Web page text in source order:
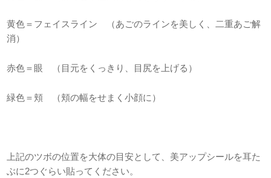
黄色＝フェイスライン （あごのラインを美しく、二重あご解
消）
赤色＝眼 （目元をくっきり、目尻を上げる）
緑色＝頬 （頬の幅をせまく小顔に）
上記のツボの位置を大体の目安として、美アップシールを耳た
ぶに2つぐらい貼ってください。